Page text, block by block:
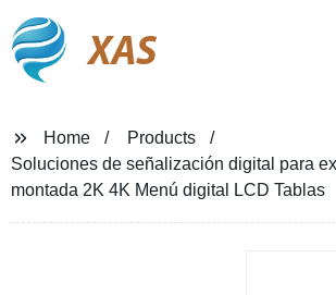
XAS
Home
Products
Soluciones de señalización digital para
montada 2K 4K Menú digital LCD Tablas